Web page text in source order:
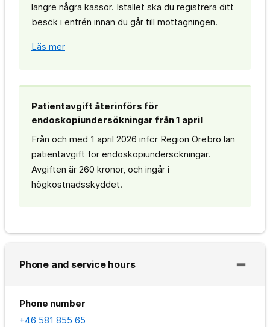
längre några kassor. Istället ska du registrera ditt
besök i entrén innan du går till mottagningen.
Läs mer
Patientavgift återinförs för
endoskopiundersökningar från 1 april
Från och med 1 april 2026 inför Region Örebro län
patientavgift för endoskopiundersökningar.
Avgiften är 260 kronor, och ingår i
högkostnadsskyddet.
Phone and service hours
Phone number
+46 581 855 65